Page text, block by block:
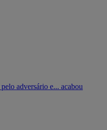
adversário e... acabou